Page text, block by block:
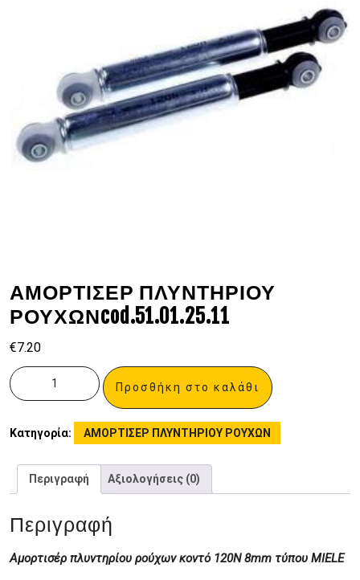
ΑΜΟΡΤΙΣΕΡ ΠΛΥΝΤΗΡΙΟΥ
ΡΟΥΧΩΝcod.51.01.25.11
€7.20
Προσθήκη στο καλάθι
Κατηγορία: ΑΜΟΡΤΙΣΕΡ ΠΛΥΝΤΗΡΙΟΥ ΡΟΥΧΩΝ
Περιγραφή Αξιολογήσεις (0)
Περιγραφή
Αμορτισέρ πλυντηρίου ρούχων κοντό 120N 8mm τύπου MIELE